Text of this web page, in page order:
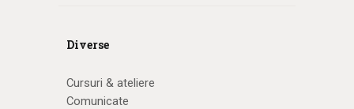
Diverse
Cursuri & ateliere
Comunicate